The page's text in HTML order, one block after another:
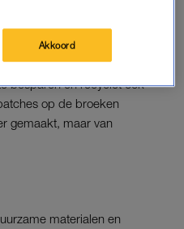
van biologisch katoen
linnen en meer. Het merk
besparen en recyclet ook
op de broeken
gemaakt, maar van
materialen en
Akkoord